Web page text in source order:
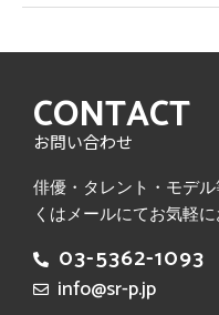
CONTACT
お問い合わせ
俳優・タレント・モデル
くはメールにてお気軽
03-5362-1093
info@sr-p.jp